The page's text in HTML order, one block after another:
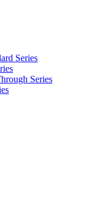
Series
Series